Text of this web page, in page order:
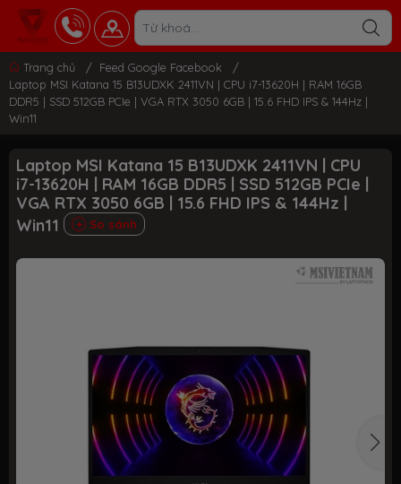
Trang chủ / Feed Google Facebook
/
Laptop MSI Katana 15 B13UDXK 2411VN | CPU i7-13620H | RAM 16GB
DDR5 | SSD 512GB PCIe | VGA RTX 3050 6GB | 15.6 FHD IPS & 144Hz |
Win11
Laptop MSI Katana 15 B13UDXK 2411VN | CPU
i7-13620H | RAM 16GB DDR5 | SSD 512GB PCIe |
VGA RTX 3050 6GB | 15.6 FHD IPS & 144Hz |
Win11
So sánh